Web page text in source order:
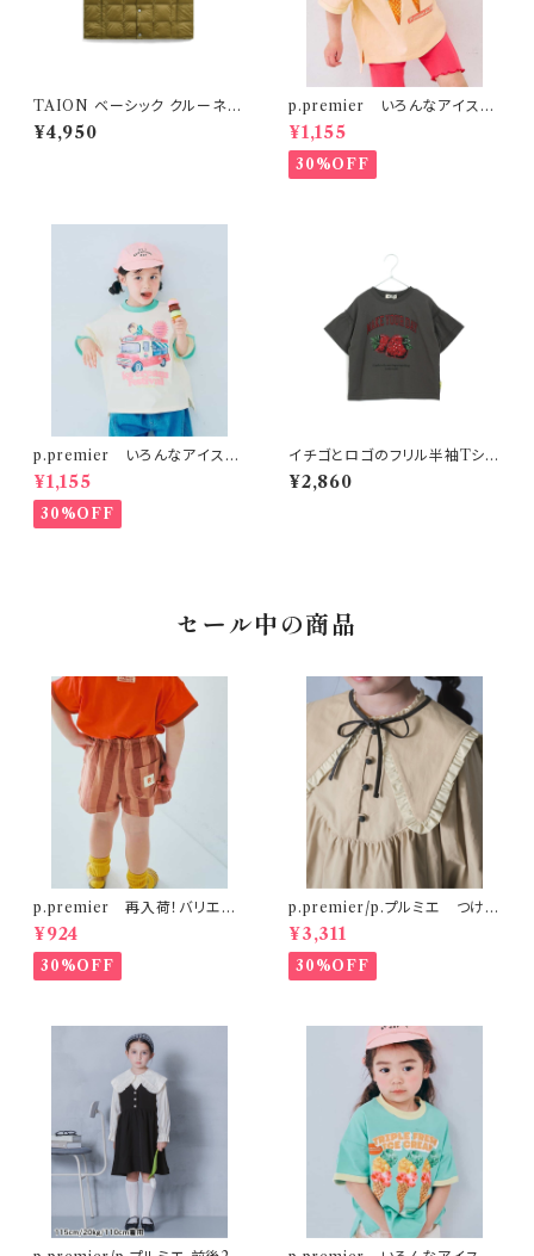
TAION ベーシック クルーネッ
ク インナーダウンベスト ベージ
ュ
¥4,950
p.premier いろんなアイスち
ょーだいグラフィックリンガーT
シャツ ベビーピンク
¥1,155
30%OFF
p.premier いろんなアイスち
ょーだいグラフィックリンガーT
シャツ アイボリー
¥1,155
30%OFF
イチゴとロゴのフリル半袖Tシャ
¥2,860
セール中の商品
p.premier 再入荷！バリエー
ションミニ裏毛ハーフパンツ ブ
ラウン
¥924
30%OFF
p.premier/p.プルミエ つけ衿
付き3WAYワンピース ベージ
ュ
¥3,311
30%OFF